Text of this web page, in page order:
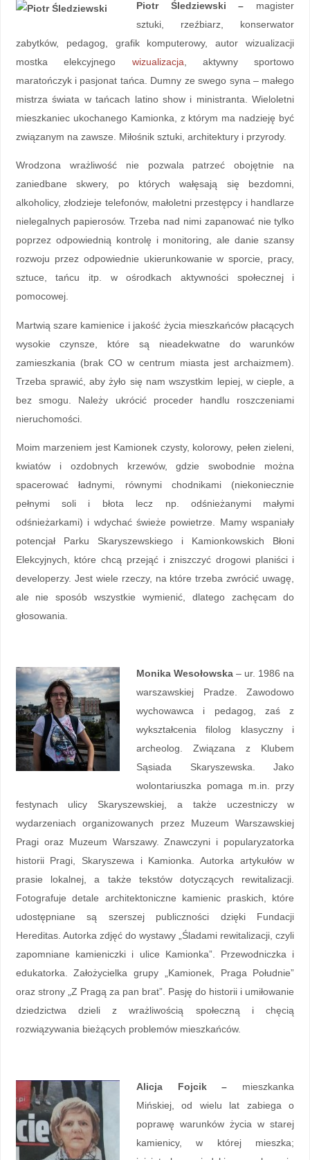
Piotr Śledziewski – magister
sztuki, rzeźbiarz, konserwator
zabytków, pedagog, grafik komputerowy, autor wizualizacji
mostka elekcyjnego wizualizacja , aktywny sportowo
maratończyk i pasjonat tańca. Dumny ze swego syna – małego
mistrza świata w tańcach latino show i ministranta. Wieloletni
mieszkaniec ukochanego Kamionka, z którym ma nadzieję być
związanym na zawsze. Miłośnik sztuki, architektury i przyrody.
Wrodzona wrażliwość nie pozwala patrzeć obojętnie na
zaniedbane skwery, po których wałęsają się bezdomni,
alkoholicy, złodzieje telefonów, małoletni przestępcy i handlarze
nielegalnych papierosów. Trzeba nad nimi zapanować nie tylko
poprzez odpowiednią kontrolę i monitoring, ale danie szansy
rozwoju przez odpowiednie ukierunkowanie w sporcie, pracy,
sztuce, tańcu itp. w ośrodkach aktywności społecznej i
pomocowej.
Martwią szare kamienice i jakość życia mieszkańców płacących
wysokie czynsze, które są nieadekwatne do warunków
zamieszkania (brak CO w centrum miasta jest archaizmem).
Trzeba sprawić, aby żyło się nam wszystkim lepiej, w cieple, a
bez smogu. Należy ukrócić proceder handlu roszczeniami
nieruchomości.
Moim marzeniem jest Kamionek czysty, kolorowy, pełen zieleni,
kwiatów i ozdobnych krzewów, gdzie swobodnie można
spacerować ładnymi, równymi chodnikami (niekoniecznie
pełnymi soli i błota lecz np. odśnieżanymi małymi
odśnieżarkami) i wdychać świeże powietrze. Mamy wspaniały
potencjał Parku Skaryszewskiego i Kamionkowskich Błoni
Elekcyjnych, które chcą przejąć i zniszczyć drogowi planiści i
developerzy. Jest wiele rzeczy, na które trzeba zwrócić uwagę,
ale nie sposób wszystkie wymienić, dlatego zachęcam do
głosowania.
Monika Wesołowska– ur. 1986 na
warszawskiej Pradze. Zawodowo
wychowawca i pedagog, zaś z
wykształcenia filolog klasyczny i
archeolog. Związana z Klubem
Sąsiada Skaryszewska. Jako
wolontariuszka pomaga m.in. przy
festynach ulicy Skaryszewskiej, a także uczestniczy w
wydarzeniach organizowanych przez Muzeum Warszawskiej
Pragi oraz Muzeum Warszawy. Znawczyni i popularyzatorka
historii Pragi, Skaryszewa i Kamionka. Autorka artykułów w
prasie lokalnej, a także tekstów dotyczących rewitalizacji.
Fotografuje detale architektoniczne kamienic praskich, które
udostępniane są szerszej publiczności dzięki Fundacji
Hereditas. Autorka zdjęć do wystawy „Śladami rewitalizacji, czyli
zapomniane kamieniczki i ulice Kamionka”. Przewodniczka i
edukatorka. Założycielka grupy „Kamionek, Praga Południe”
oraz strony „Z Pragą za pan brat”. Pasję do historii i umiłowanie
dziedzictwa dzieli z wrażliwością społeczną i chęcią
rozwiązywania bieżących problemów mieszkańców.
Alicja Fojcik – mieszkanka
Mińskiej, od wielu lat zabiega o
poprawę warunków życia w starej
kamienicy, w której mieszka;